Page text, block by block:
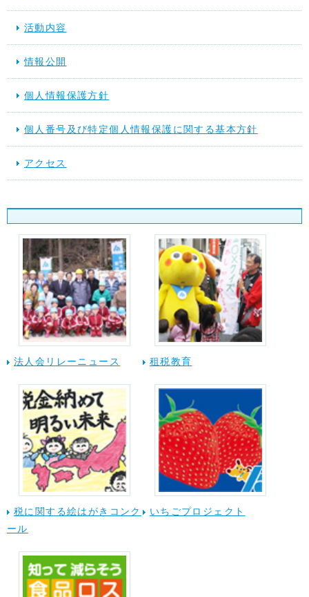
活動内容
情報公開
個人情報保護方針
個人番号及び特定個人情報保護に関する基本方針
アクセス
法人会リレーニュース 租税教育
税に関する絵はがきコンク
ール
いちごプロジェクト